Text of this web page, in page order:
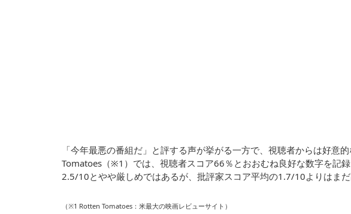
「今年最悪の番組だ」と評する声が挙がる一方で、視聴者からは好意
Tomatoes（※1）では、視聴者スコア66％とおおむね良好な数字を記
2.5/10とやや厳しめではあるが、批評家スコア平均の1.7/10よりはまだ
（※1 Rotten Tomatoes：米最大の映画レビューサイト）